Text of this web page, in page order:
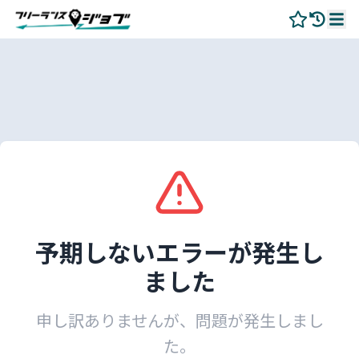
予期しないエラーが発生し
ました
申し訳ありませんが、問題が発生しまし
た。